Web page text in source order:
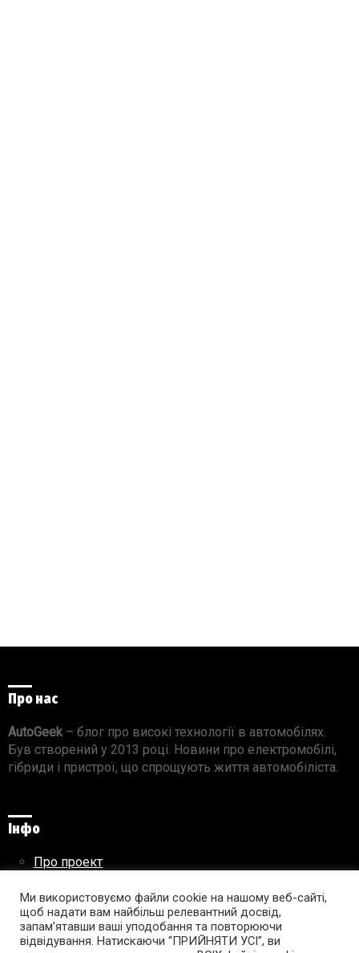
Про нас
AutoGeek– блог про високі технології в автомобілях.
Був створений у 2013 році. Новини про електромобілі,
гібриди і пристрої, що спрощують життя автомобіліста.
Інфо
Про проект
Правила використання матеріалів
Ми використовуємо файли cookie на нашому веб-сайті,
щоб надати вам найбільш релевантний досвід,
запам’ятавши ваші уподобання та повторюючи
відвідування. Натискаючи “ПРИЙНЯТИ УСІ”, ви